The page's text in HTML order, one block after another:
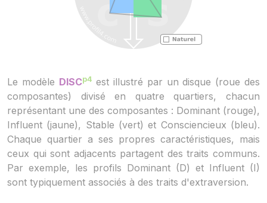
Le modèle DISCp4 est illustré par un disque (roue des
composantes) divisé en quatre quartiers, chacun
représentant une des composantes : Dominant (rouge),
Influent (jaune), Stable (vert) et Consciencieux (bleu).
Chaque quartier a ses propres caractéristiques, mais
ceux qui sont adjacents partagent des traits communs.
Par exemple, les profils Dominant (D) et Influent (I)
sont typiquement associés à des traits d'extraversion.